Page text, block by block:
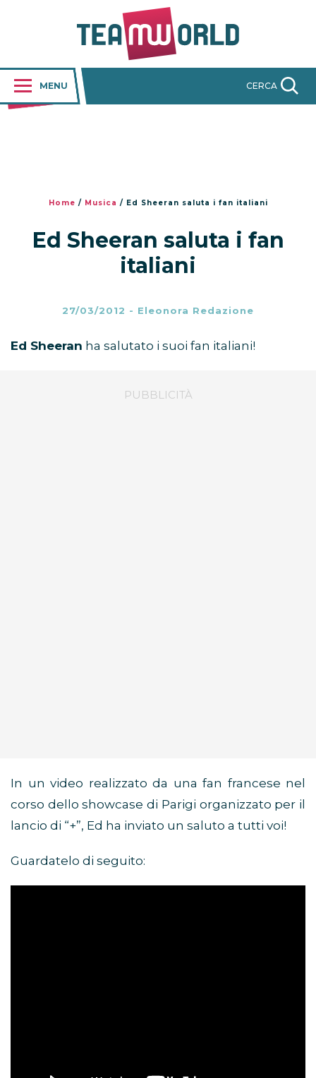
MENU CERCA
Home / Musica / Ed Sheeran saluta i fan italiani
Ed Sheeran saluta i fan
italiani
27/03/2012 - Eleonora Redazione
Ed Sheeran ha salutato i suoi fan italiani!
In un video realizzato da una fan francese nel
corso dello showcase di Parigi organizzato per il
lancio di “+”, Ed ha inviato un saluto a tutti voi!
Guardatelo di seguito: